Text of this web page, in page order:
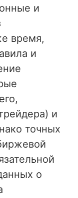
и
время,
и
и
точных
о